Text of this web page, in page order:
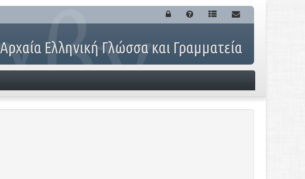
Αρχαία Ελληνική Γλώσσα και Γραμματεία